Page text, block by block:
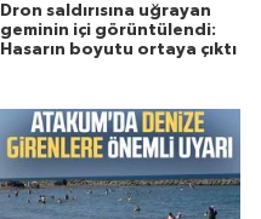
Dron saldırısına uğrayan
geminin içi görüntülendi:
Hasarın boyutu ortaya çıktı